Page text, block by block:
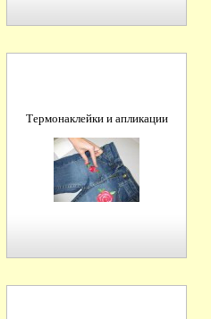
Термонаклейки и апликации